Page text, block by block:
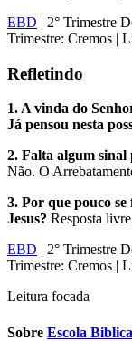
EBD | 2° Trimestre
Trimestre: Cremos |
Refletindo
1. A vinda do
Já pensou nesta
2. Falta algum
Não. O
3. Por que pouco
Jesus? Resposta
EBD | 2° Trimestre
Trimestre: Cremos |
Leitura focada
Sobre Escola